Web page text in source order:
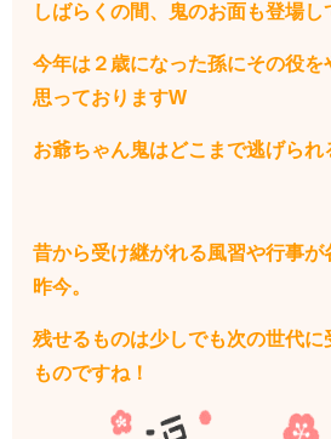
しばらくの間、鬼のお面も登場
今年は２歳になった孫にその役を
思っておりますW
お爺ちゃん鬼はどこまで逃げら
昔から受け継がれる風習や行事が
昨今。
残せるものは少しでも次の世代
ものですね！